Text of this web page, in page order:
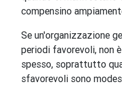
compensino
Se un'organizzazione
periodi favorevoli, non
spesso, soprattutto
sfavorevoli sono